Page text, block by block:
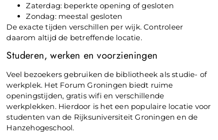
Zaterdag: beperkte opening of gesloten
Zondag: meestal gesloten
De exacte tijden verschillen per wijk. Controleer
daarom altijd de betreffende locatie.
Studeren, werken en voorzieningen
Veel bezoekers gebruiken de bibliotheek als studie- of
werkplek. Het Forum Groningen biedt ruime
openingstijden, gratis wifi en verschillende
werkplekken. Hierdoor is het een populaire locatie voor
studenten van de Rijksuniversiteit Groningen en de
Hanzehogeschool.